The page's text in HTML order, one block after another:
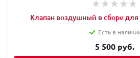
Клапан воздушный в сборе
Есть в
5 500 руб.